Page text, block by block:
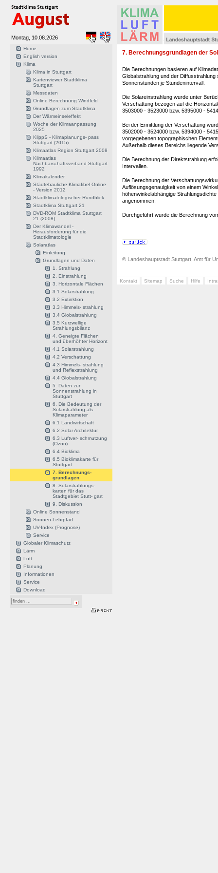
Montag, 10.08.2026
Home
English version
Klima
Klima in Stuttgart
Kartenviewer Stadtklima
Stuttgart
Messdaten
Online Berechnung Windfeld
Grundlagen zum Stadtklima
Der Wärmeinseleffekt
Woche der Klimaanpassung
2025
KlippS - Klimaplanungs- pass
Stuttgart (2015)
Klimaatlas Region Stuttgart 2008
Klimaatlas
Nachbarschaftsverband Stuttgart
1992
Klimakalender
Städtebauliche Klimafibel Online
- Version 2012
Stadtklimatologischer Rundblick
Stadtklima Stuttgart 21
DVD-ROM Stadtklima Stuttgart
21 (2008)
Der Klimawandel -
Herausforderung für die
Stadtklimatologie
Solaratlas
Einleitung
Grundlagen und Daten
1. Strahlung
2. Einstrahlung
3. Horizontale Flächen
3.1 Solarstrahlung
3.2 Extinktion
3.3 Himmels- strahlung
3.4 Globalstrahlung
3.5 Kurzwellige
Strahlungsbilanz
4. Geneigte Flächen
und überhöhter Horizont
4.1 Solarstrahlung
4.2 Verschattung
4.3 Himmels- strahlung
und Reflexstrahlung
4.4 Globalstrahlung
5. Daten zur
Sonnenstrahlung in
Stuttgart
6. Die Bedeutung der
Solarstrahlung als
Klimaparameter
6.1 Landwirtschaft
6.2 Solar Architektur
6.3 Luftver- schmutzung
(Ozon)
6.4 Bioklima
6.5 Bioklimakarte für
Stuttgart
7. Berechnungs-
grundlagen
8. Solarstrahlungs-
karten für das
Stadtgebiet Stutt- gart
9. Diskussion
Online Sonnenstand
Sonnen-Lehrpfad
UV-Index (Prognose)
Service
Globaler Klimaschutz
Lärm
Luft
Planung
Informationen
Service
Download
7. Berechnungsgrundlagen der
Die Berechnungen basieren auf
Globalstrahlung und der Diffusstrahlung
Sonnenstunden je Stundenintervall.
Die Solareinstrahlung wurde unter
Verschattung bezogen auf die
3503000 - 3523000 bzw. 5395000 -
Bei der Ermittlung der Verschattung
3502000 - 3524000 bzw. 5394000 -
vorgegebenen topographischen
Außerhalb dieses Bereichs liegende
Die Berechnung der Direktstrahlung
Intervallen.
Die Berechnung der
Auflösungsgenauigkeit von einem
höhenwinkelabhängige
angenommen.
Durchgeführt wurde die Berechnung
© Landeshauptstadt Stuttgart, Amt für
Kontakt Sitemap Suche Hilfe